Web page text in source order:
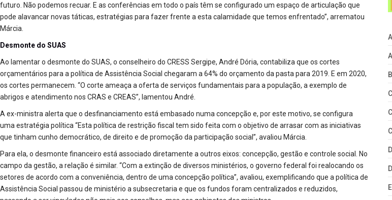
futuro. Não podemos recuar. E as conferências em todo o país têm se configurado um espaço de articulação que
pode alavancar novas táticas, estratégias para fazer frente a esta calamidade que temos enfrentado”, arrematou
Márcia.
Desmonte do SUAS
Ao lamentar o desmonte do SUAS, o conselheiro do CRESS Sergipe, André Dória, contabiliza que os cortes
orçamentários para a política de Assistência Social chegaram a 64% do orçamento da pasta para 2019. E em 2020,
os cortes permanecem. “O corte ameaça a oferta de serviços fundamentais para a população, a exemplo de
abrigos e atendimento nos CRAS e CREAS”, lamentou André.
A ex-ministra alerta que o desfinanciamento está embasado numa concepção e, por este motivo, se configura
uma estratégia política “Esta política de restrição fiscal tem sido feita com o objetivo de arrasar com as iniciativas
que tinham cunho democrático, de direito e de promoção da participação social”, avaliou Márcia.
Para ela, o desmonte financeiro está associado diretamente a outros eixos: concepção, gestão e controle social. No
campo da gestão, a relação é similar. “Com a extinção de diversos ministérios, o governo federal foi realocando os
setores de acordo com a conveniência, dentro de uma concepção política”, avaliou, exemplificando que a política de
Assistência Social passou de ministério a subsecretaria e que os fundos foram centralizados e reduzidos,